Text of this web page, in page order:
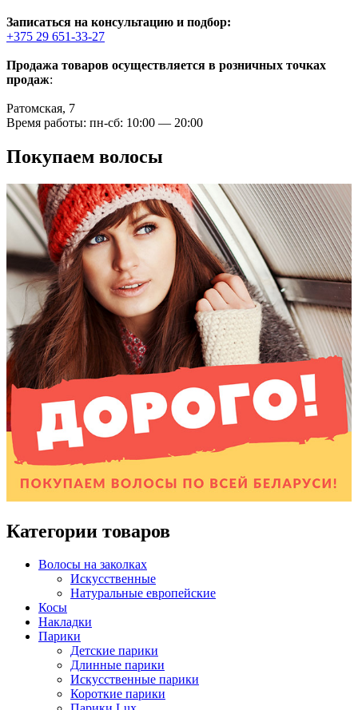
Записаться на консультацию и подбор:
+375 29 651-33-27
Продажа товаров осуществляется в розничных точках
продаж:
Ратомская, 7
Время работы: пн-сб: 10:00 — 20:00
Покупаем волосы
Категории товаров
Волосы на заколках
Искусственные
Натуральные европейские
Косы
Накладки
Парики
Детские парики
Длинные парики
Искусственные парики
Короткие парики